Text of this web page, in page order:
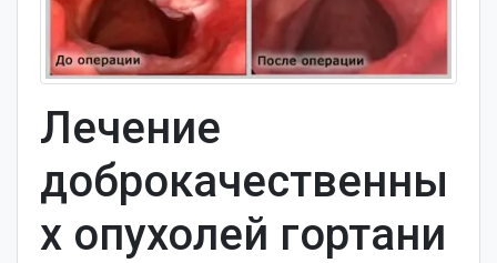
Лечение
доброкачественны
х опухолей гортани